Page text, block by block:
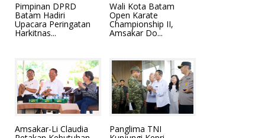
Pimpinan DPRD
Batam Hadiri
Upacara Peringatan
Harkitnas...
Wali Kota Batam
Open Karate
Championship II,
Amsakar Do...
Amsakar-Li Claudia Panglima TNI